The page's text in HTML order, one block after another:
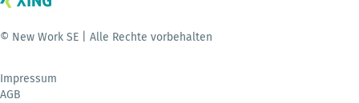
© New Work SE | Alle Rechte vorbehalten
Impressum
AGB